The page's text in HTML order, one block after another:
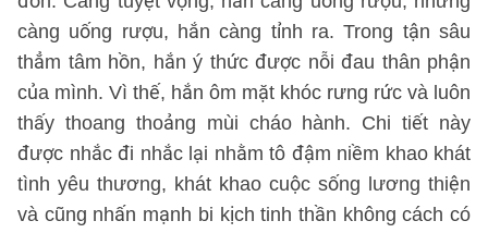
càng uống rượu, hắn càng tỉnh ra. Trong tận sâu
thẳm tâm hồn, hắn ý thức được nỗi đau thân phận
của mình. Vì thế, hắn ôm mặt khóc rưng rức và luôn
thấy thoang thoảng mùi cháo hành. Chi tiết này
được nhắc đi nhắc lại nhằm tô đậm niềm khao khát
tình yêu thương, khát khao cuộc sống lương thiện
và cũng nhấn mạnh bi kịch tinh thần không cách có